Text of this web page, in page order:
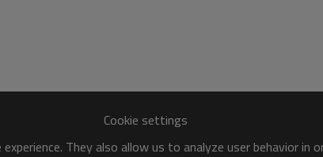
Cookie settings
They also allow us to analyze user behavior